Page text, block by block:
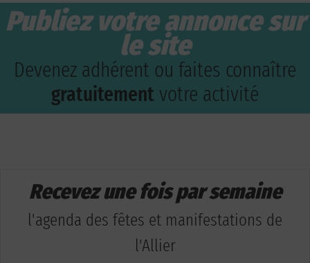
Publiez votre annonce sur
le site
Devenez adhérent ou faites connaître
gratuitement votre activité
Recevez une fois par semaine
l'agenda des fêtes et manifestations de
l'Allier